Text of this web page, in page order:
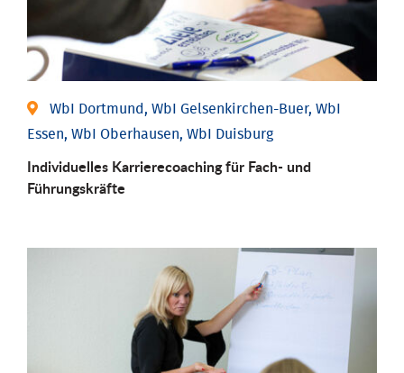
WbI Dortmund, WbI Gelsenkirchen-Buer, WbI
Essen, WbI Oberhausen, WbI Duisburg
Individu­elles Karrierecoaching für Fach-­ und
Führungs­kräfte